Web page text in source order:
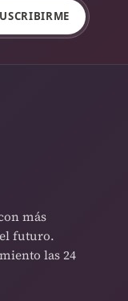
más
futuro.
las 24